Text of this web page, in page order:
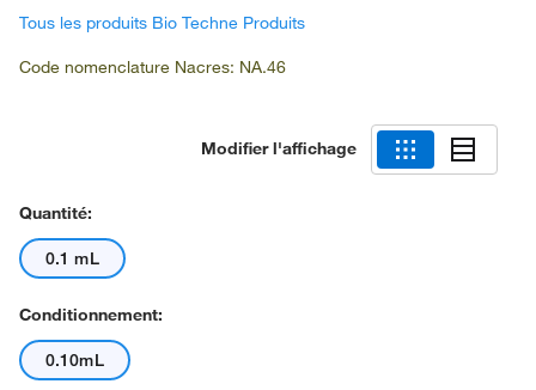
Tous les produits Bio Techne Produits
Code nomenclature Nacres: NA.46
Modifier l'affichage
Quantité:
0.1 mL
Conditionnement:
0.10mL